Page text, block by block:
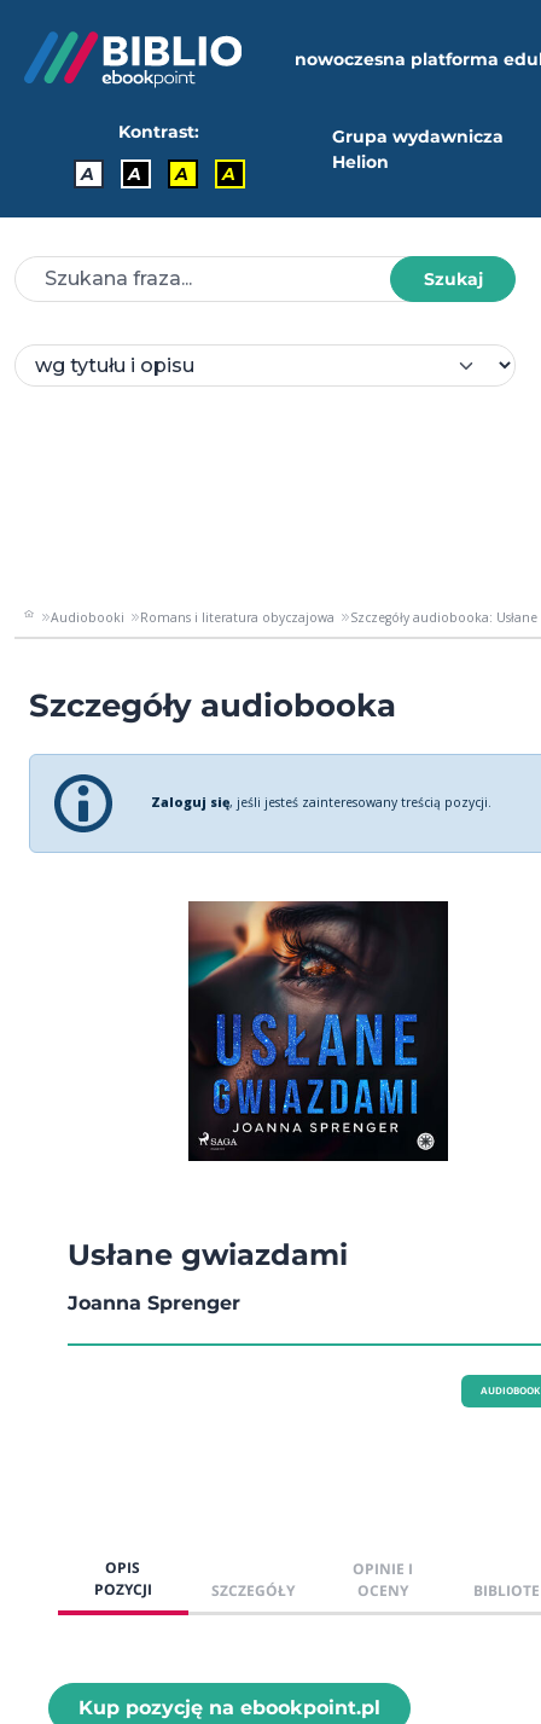
nowoczesna platforma
Kontrast:
A
A A A
Grupa wydawnicza
Helion
Szukaj
Audiobooki Romans i literatura obyczajowa Szczegóły audiobooka:
Szczegóły audiobooka
Zaloguj się, jeśli jesteś zainteresowany treścią pozycji.
Usłane gwiazdami
Joanna Sprenger
AUDIOBOOK
OPIS
POZYCJI
SZCZEGÓŁY
OPINIE I
OCENY
Kup pozycję na ebookpoint.pl